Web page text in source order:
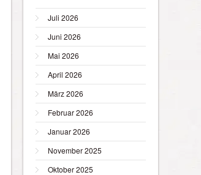
Juli 2026
Juni 2026
Mai 2026
April 2026
März 2026
Februar 2026
Januar 2026
November 2025
Oktober 2025